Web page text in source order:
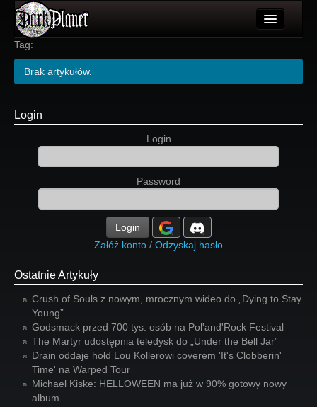
Użytkownicy
Galeria
Login
Tag:
Brak artykułów.
Login
Login
Password
Login
Załóż konto / Odzyskaj hasło
Ostatnie Artykuły
Crush of Souls z nowym, mrocznym wideo do „Dying to Stay
Young”
Godsmack przed 700 tys. osób na Pol'and'Rock Festival
The Martyr udostępnia teledysk do „Under the Bell Jar”
Drain oddaje hołd Lou Kollerowi coverem 'It's Clobberin'
Time' na Warped Tour
Michael Kiske: HELLOWEEN ma już w 90% gotowy nowy
album